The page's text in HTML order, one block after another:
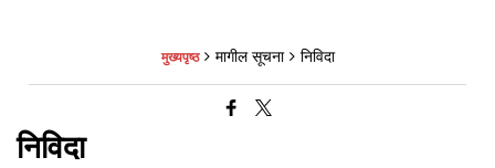
मुख्यपृष्ठ मागील सूचना निविदा
निविदा